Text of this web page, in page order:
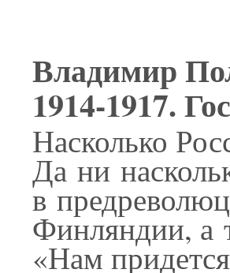
Владимир
1914-1917.
Насколько
Да ни
в
Финляндии, а
«Нам